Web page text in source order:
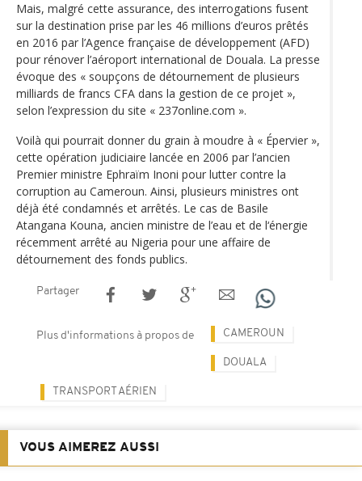
Mais, malgré cette assurance, des interrogations fusent
sur la destination prise par les 46 millions d’euros prêtés
en 2016 par l’Agence française de développement (AFD)
pour rénover l’aéroport international de Douala. La presse
évoque des « soupçons de détournement de plusieurs
milliards de francs CFA dans la gestion de ce projet »,
selon l’expression du site « 237online.com ».
Voilà qui pourrait donner du grain à moudre à « Épervier »,
cette opération judiciaire lancée en 2006 par l’ancien
Premier ministre Ephraïm Inoni pour lutter contre la
corruption au Cameroun. Ainsi, plusieurs ministres ont
déjà été condamnés et arrêtés. Le cas de Basile
Atangana Kouna, ancien ministre de l’eau et de l‘énergie
récemment arrêté au Nigeria pour une affaire de
détournement des fonds publics.
Partager
Plus d'informations à propos de CAMEROUN
DOUALA
TRANSPORT AÉRIEN
VOUS AIMEREZ AUSSI